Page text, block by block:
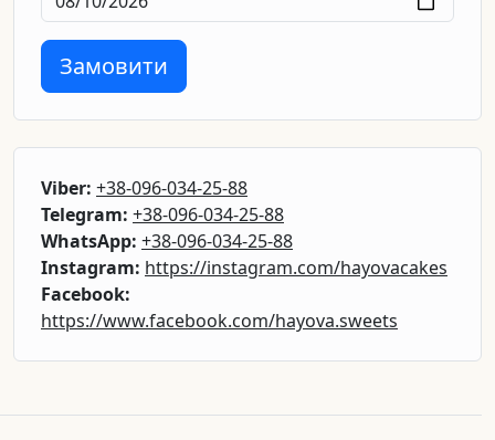
Замовити
Viber: +38-096-034-25-88
Telegram: +38-096-034-25-88
WhatsApp: +38-096-034-25-88
Instagram: https://instagram.com/hayovacakes
Facebook:
https://www.facebook.com/hayova.sweets